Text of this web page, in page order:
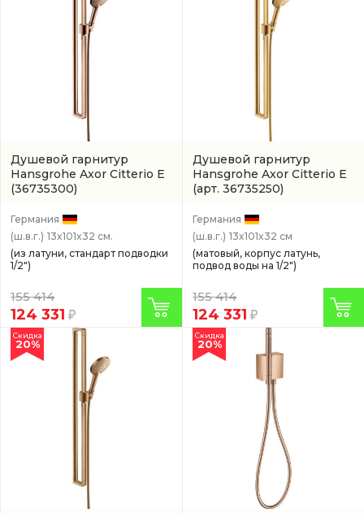
Душевой гарнитур
Hansgrohe Axor Citterio E
(36735300)
Германия
(ш.в.г.) 13x101x32 см.
(из латуни, стандарт подводки
1/2")
155 414
124 331
Душевой гарнитур
Hansgrohe Axor Citterio E
(арт. 36735250)
Германия
(ш.в.г.) 13x101x32 см
(матовый, корпус латунь,
подвод воды на 1/2")
155 414
124 331
Скидка
20%
Скидка
20%